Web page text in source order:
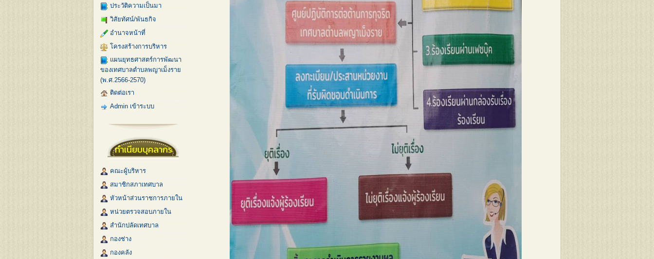
ประวัติความเป็นมา
วิสัยทัศน์/พันธกิจ
อำนาจหน้าที่
โครงสร้างการบริหาร
แผนยุทธศาสตร์การพัฒนา
ของเทศบาลตำบลพญาเม็งราย
(พ.ศ.2566-2570)
ติดต่อเรา
Admin เข้าระบบ
ทำเนียบบุคลากร
คณะผู้บริหาร
สมาชิกสภาเทศบาล
หัวหน้าส่วนราชการภายใน
หน่วยตรวจสอบภายใน
สำนักปลัดเทศบาล
กองช่าง
กองคลัง